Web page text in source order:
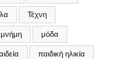
Τέχνη
μνήμη μόδα
παιδική ηλικία